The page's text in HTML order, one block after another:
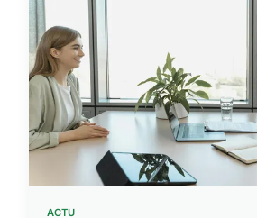
ACTU